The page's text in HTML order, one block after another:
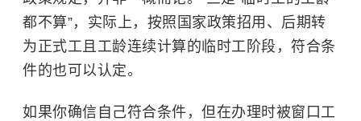
都不算”，实际上，按照国家政策招用、后期转
为正式工且工龄连续计算的临时工阶段，符合条
件的也可以认定。
如果你确信自己符合条件，但在办理时被窗口工